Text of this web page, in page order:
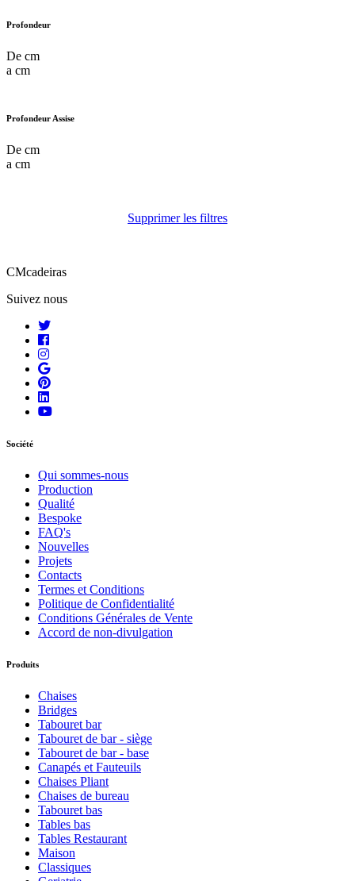
Profondeur
De cm
a cm
Profondeur Assise
De cm
a cm
Supprimer les filtres
CMcadeiras
Suivez nous
Société
Qui sommes-nous
Production
Qualité
Bespoke
FAQ's
Nouvelles
Projets
Contacts
Termes et Conditions
Politique de Confidentialité
Conditions Générales de Vente
Accord de non-divulgation
Produits
Chaises
Bridges
Tabouret bar
Tabouret de bar - siège
Tabouret de bar - base
Canapés et Fauteuils
Chaises Pliant
Chaises de bureau
Tabouret bas
Tables bas
Tables Restaurant
Maison
Classiques